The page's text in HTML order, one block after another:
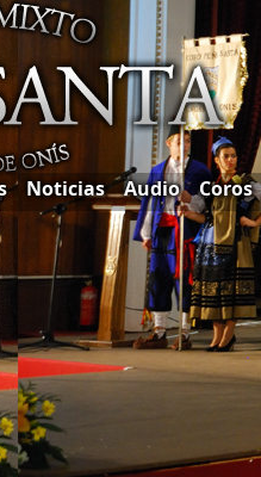
Noticias Audio Coros